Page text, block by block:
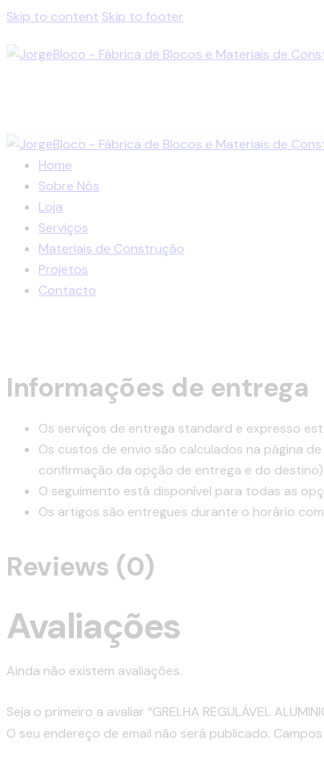
Skip to content Skip to footer
Home
Sobre Nós
Loja
Serviços
Materiais de Construção
Projetos
Contacto
Informações de entrega
Os serviços de entrega standard e expresso
Os custos de envio são calculados na página
confirmação da opção de entrega e do destino).
O seguimento está disponível para todas as
Os artigos são entregues durante o horário
Reviews (0)
Avaliações
Ainda não existem avaliações.
Seja o primeiro a avaliar “GRELHA REGULÁVEL
O seu endereço de email não será publicado.